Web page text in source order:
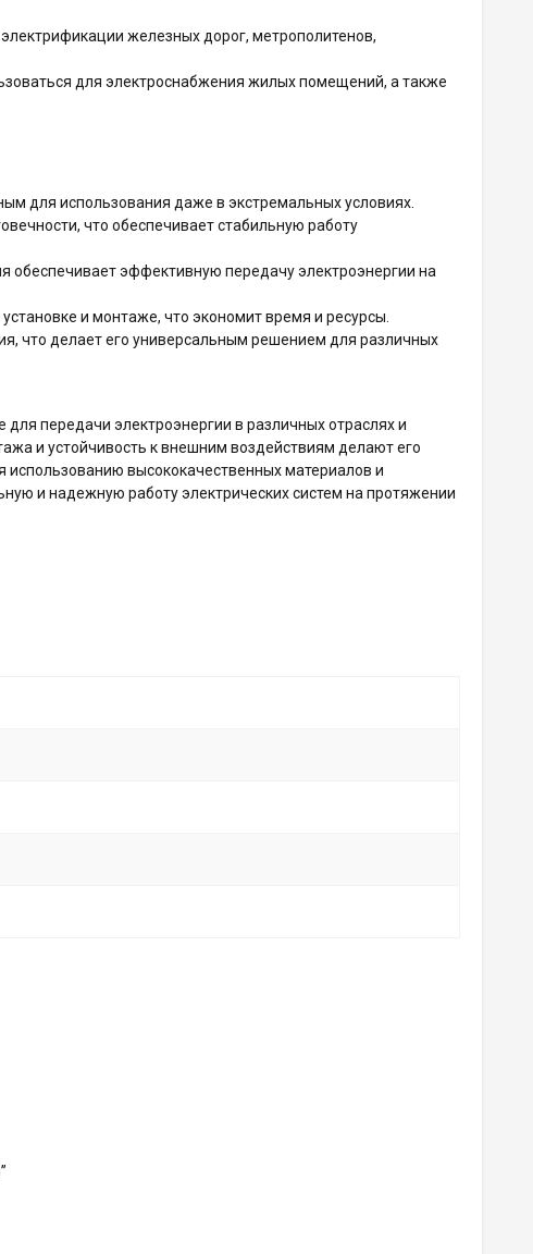
железных дорог, метрополитенов,
для электроснабжения жилых помещений, а также
для использования даже в экстремальных условиях.
что обеспечивает стабильную работу
обеспечивает эффективную передачу электроэнергии на
и монтаже, что экономит время и ресурсы.
что делает его универсальным решением для различных
передачи электроэнергии в различных отраслях и
и устойчивость к внешним воздействиям делают его
высококачественных материалов и
и надежную работу электрических систем на протяжении